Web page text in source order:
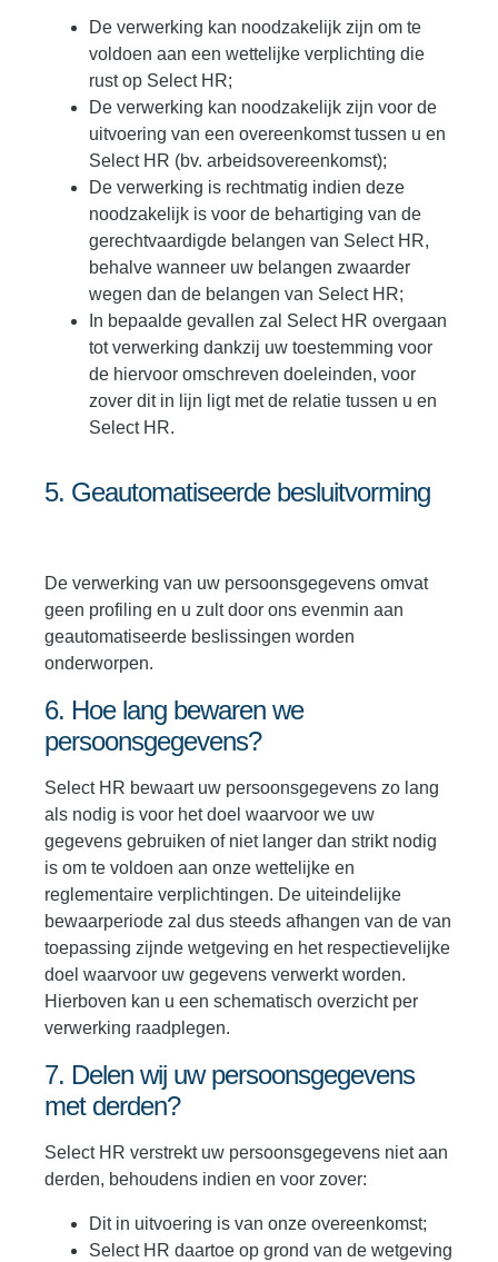
De verwerking kan noodzakelijk zijn om te
voldoen aan een wettelijke verplichting die
rust op Select HR;
De verwerking kan noodzakelijk zijn voor de
uitvoering van een overeenkomst tussen u en
Select HR (bv. arbeidsovereenkomst);
De verwerking is rechtmatig indien deze
noodzakelijk is voor de behartiging van de
gerechtvaardigde belangen van Select HR,
behalve wanneer uw belangen zwaarder
wegen dan de belangen van Select HR;
In bepaalde gevallen zal Select HR overgaan
tot verwerking dankzij uw toestemming voor
de hiervoor omschreven doeleinden, voor
zover dit in lijn ligt met de relatie tussen u en
Select HR.
5. Geautomatiseerde besluitvorming
De verwerking van uw persoonsgegevens omvat
geen profiling en u zult door ons evenmin aan
geautomatiseerde beslissingen worden
onderworpen.
6. Hoe lang bewaren we
persoonsgegevens?
Select HR bewaart uw persoonsgegevens zo lang
als nodig is voor het doel waarvoor we uw
gegevens gebruiken of niet langer dan strikt nodig
is om te voldoen aan onze wettelijke en
reglementaire verplichtingen. De uiteindelijke
bewaarperiode zal dus steeds afhangen van de van
toepassing zijnde wetgeving en het respectievelijke
doel waarvoor uw gegevens verwerkt worden.
Hierboven kan u een schematisch overzicht per
verwerking raadplegen.
7. Delen wij uw persoonsgegevens
met derden?
Select HR verstrekt uw persoonsgegevens niet aan
derden, behoudens indien en voor zover:
Dit in uitvoering is van onze overeenkomst;
Select HR daartoe op grond van de wetgeving